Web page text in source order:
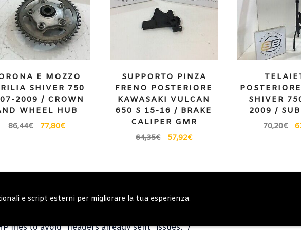
e script esterni per migliorare la tua esperienza.
E MOZZO
SHIVER 750
2009 / CROWN
WHEEL HUB
86,44€ 77,80€
SUPPORTO PINZA
FRENO POSTERIORE
KAWASAKI VULCAN
650 S 15-16 / BRAKE
CALIPER GMR
64,35€ 57,92€
SHIVER
2009 /
70,20€
Condizioni Generali Note generali
Copyright © 2019 - System Bike Srl - Design by TDsolutions
files to avoid "headers already sent" issues. */